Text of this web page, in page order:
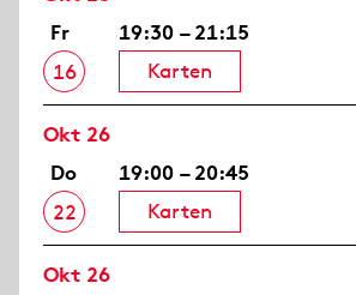
Fr
16
19:30 – 21:15
Karten
Okt 26
Do
22
19:00 – 20:45
Karten
Okt 26